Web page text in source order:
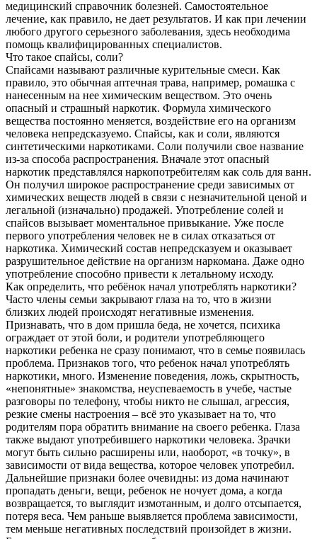
медицинский справочник болезней. Самостоятельное
лечение, как правило, не дает результатов. И как при лечении
любого другого серьезного заболевания, здесь необходима
помощь квалифицированных специалистов.
Что такое спайсы, соли?
Спайсами называют различные курительные смеси. Как
правило, это обычная аптечная трава, например, ромашка с
нанесенным на нее химическим веществом. Это очень
опасный и страшный наркотик. Формула химического
вещества постоянно меняется, воздействие его на организм
человека непредсказуемо. Спайсы, как и соли, являются
синтетическими наркотиками. Соли получили свое название
из-за способа распространения. Вначале этот опасный
наркотик представлялся наркопотребителям как соль для ванн.
Он получил широкое распространение среди зависимых от
химических веществ людей в связи с незначительной ценой и
легальной (изначально) продажей. Употребление солей и
спайсов вызывает моментальное привыкание. Уже после
первого употребления человек не в силах отказаться от
наркотика. Химический состав непредсказуем и оказывает
разрушительное действие на организм наркомана. Даже одно
употребление способно привести к летальному исходу.
Как определить, что ребёнок начал употреблять наркотики?
Часто члены семьи закрывают глаза на то, что в жизни
близких людей происходят негативные изменения.
Признавать, что в дом пришла беда, не хочется, психика
ограждает от этой боли, и родители употребляющего
наркотики ребенка не сразу понимают, что в семье появилась
проблема. Признаков того, что ребенок начал употреблять
наркотики, много. Изменение поведения, ложь, скрытность,
«непонятные» знакомства, неуспеваемость в учебе, частые
разговоры по телефону, чтобы никто не слышал, агрессия,
резкие смены настроения – всё это указывает на то, что
родителям пора обратить внимание на своего ребенка. Глаза
также выдают употребившего наркотики человека. Зрачки
могут быть сильно расширены или, наоборот, «в точку», в
зависимости от вида вещества, которое человек употребил.
Дальнейшие признаки более очевидны: из дома начинают
пропадать деньги, вещи, ребенок не ночует дома, а когда
возвращается, то выглядит измотанным, и долго отсыпается,
потеря веса. Чем раньше выявляется проблема зависимости,
тем меньше негативных последствий произойдет в жизни.